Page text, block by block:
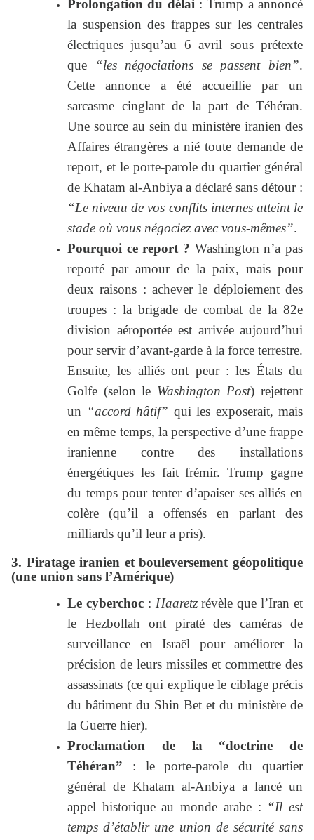
Prolongation du délai : Trump a annoncé
la suspension des frappes sur les centrales
électriques jusqu’au 6 avril sous prétexte
que
“les négociations se passent bien”.
Cette annonce a été accueillie par un
sarcasme cinglant de la part de Téhéran.
Une source au sein du ministère iranien des
Affaires étrangères a nié toute demande de
report, et le porte-parole du quartier général
de Khatam al-Anbiya a déclaré sans détour :
“Le niveau de vos conflits internes atteint le
stade où vous négociez avec vous-mêmes”.
Pourquoi ce report ? Washington n’a pas
reporté par amour de la paix, mais pour
deux raisons : achever le déploiement des
troupes : la brigade de combat de la 82e
division aéroportée est arrivée aujourd’hui
pour servir d’avant-garde à la force terrestre.
Ensuite, les alliés ont peur : les États du
Golfe (selon le Washington Post) rejettent
un “accord hâtif” qui les exposerait, mais
en même temps, la perspective d’une frappe
iranienne contre des installations
énergétiques les fait frémir. Trump gagne
du temps pour tenter d’apaiser ses alliés en
colère (qu’il a offensés en parlant des
milliards qu’il leur a pris).
3. Piratage iranien et bouleversement géopolitique
(une union sans l’Amérique)
Le cyberchoc: Haaretzrévèle que l’Iran et
le Hezbollah ont piraté des caméras de
surveillance en Israël pour améliorer la
précision de leurs missiles et commettre des
assassinats (ce qui explique le ciblage précis
du bâtiment du Shin Bet et du ministère de
la Guerre hier).
Proclamation de la “doctrine de
Téhéran” : le porte-parole du quartier
général de Khatam al-Anbiya a lancé un
appel historique au monde arabe : “Il est
temps d’établir une union de sécurité sans